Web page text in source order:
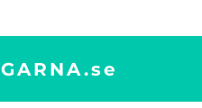
se